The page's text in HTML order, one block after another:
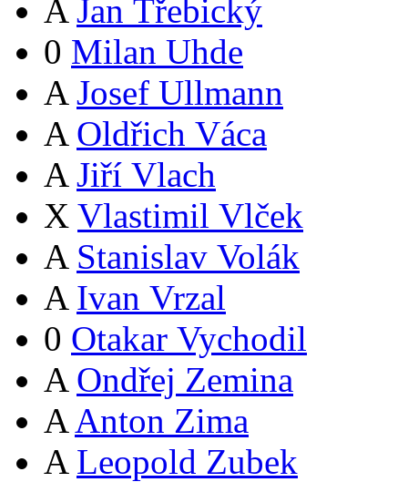
A Jan Třebický
0 Milan Uhde
A Josef Ullmann
A Oldřich Váca
A Jiří Vlach
X Vlastimil Vlček
A Stanislav Volák
A Ivan Vrzal
0 Otakar Vychodil
A Ondřej Zemina
A Anton Zima
A Leopold Zubek